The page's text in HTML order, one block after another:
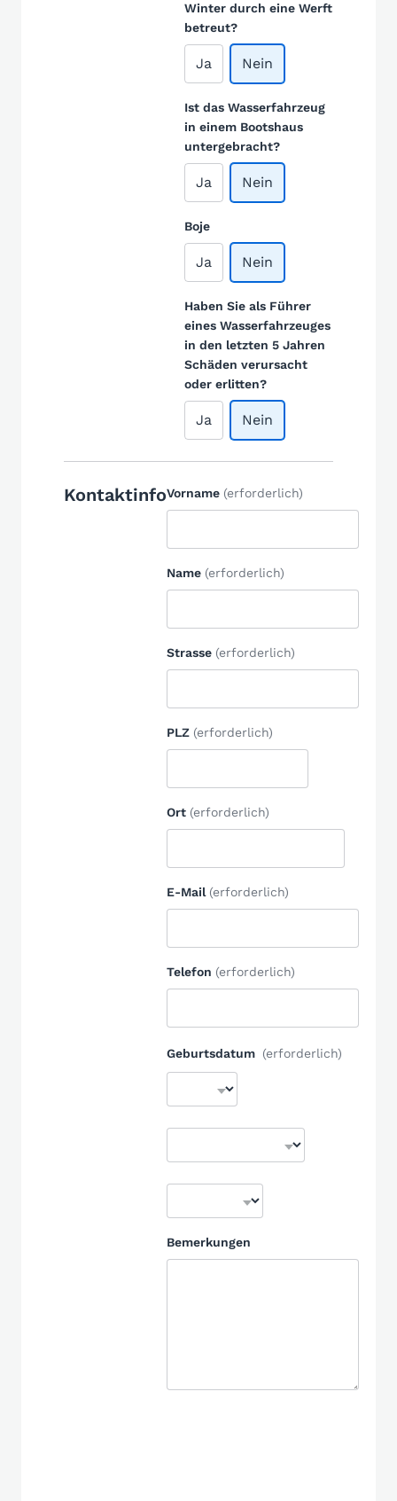
Winter durch eine Werft
betreut?
Ja Nein
Ist das Wasserfahrzeug
in einem Bootshaus
untergebracht?
Ja Nein
Boje
Ja Nein
Haben Sie als Führer
eines Wasserfahrzeuges
in den letzten 5 Jahren
Schäden verursacht
oder erlitten?
Ja Nein
KontaktinfoVorname (erforderlich)
Name (erforderlich)
Strasse (erforderlich)
PLZ (erforderlich)
Ort (erforderlich)
E-Mail (erforderlich)
Telefon (erforderlich)
Geburtsdatum (erforderlich)
Bemerkungen